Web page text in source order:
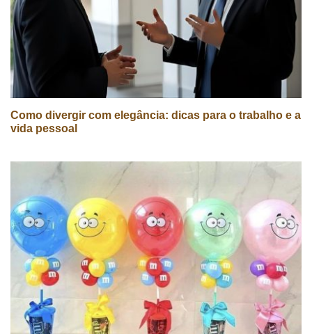
Como divergir com elegância: dicas para o trabalho e a
vida pessoal